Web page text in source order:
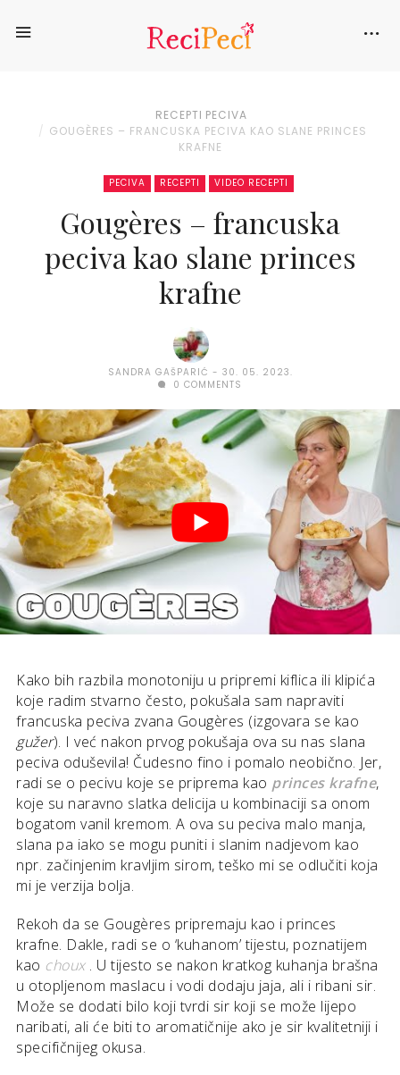
RECEPTI PECIVA
GOUGÈRES – FRANCUSKA PECIVA KAO SLANE PRINCES
KRAFNE
PECIVA RECEPTI VIDEO RECEPTI
Gougères – francuska
peciva kao slane princes
krafne
SANDRA GAŠPARIĆ
30. 05. 2023.
0 COMMENTS
Kako bih razbila monotoniju u pripremi kiflica ili klipića
koje radim stvarno često, pokušala sam napraviti
francuska peciva zvana Gougères (izgovara se kao
gužer). I već nakon prvog pokušaja ova su nas slana
peciva oduševila! Čudesno fino i pomalo neobično. Jer,
radi se o pecivu koje se priprema kao princes krafne,
koje su naravno slatka delicija u kombinaciji sa onom
bogatom vanil kremom. A ova su peciva malo manja,
slana pa iako se mogu puniti i slanim nadjevom kao
npr. začinjenim kravljim sirom, teško mi se odlučiti koja
mi je verzija bolja.
Rekoh da se Gougères pripremaju kao i princes
krafne. Dakle, radi se o ‘kuhanom’ tijestu, poznatijem
kao choux. U tijesto se nakon kratkog kuhanja brašna
u otopljenom maslacu i vodi dodaju jaja, ali i ribani sir.
Može se dodati bilo koji tvrdi sir koji se može lijepo
naribati, ali će biti to aromatičnije ako je sir kvalitetniji i
specifičnijeg okusa.